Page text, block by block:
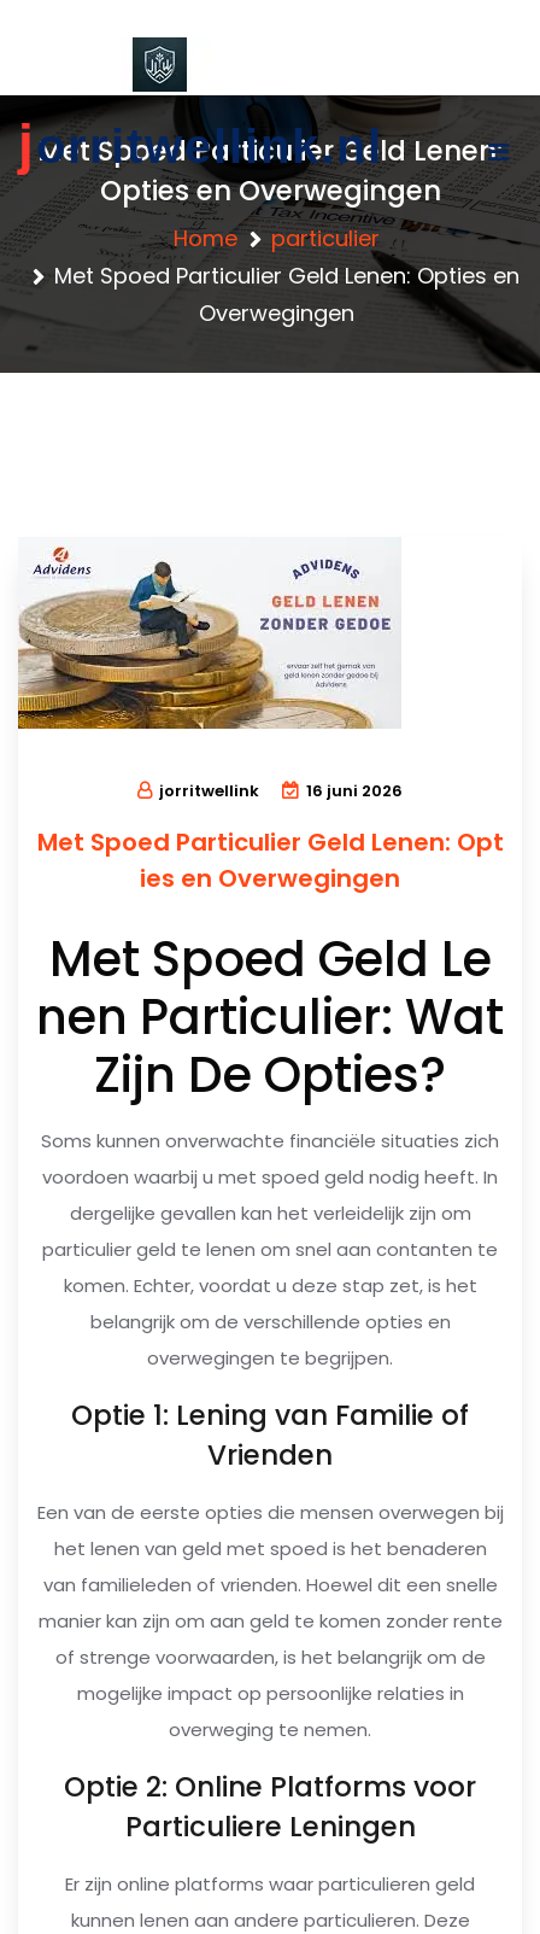
jorritwellink.nl
Met Spoed Particulier Geld Lenen:
Opties en Overwegingen
Home
particulier
Met Spoed Particulier Geld Lenen: Opties en
Overwegingen
jorritwellink 16 juni 2026
Met Spoed Particulier Geld Lenen: Opt
ies en Overwegingen
Met Spoed Geld Le
nen Particulier: Wat
Zijn De Opties?
Soms kunnen onverwachte financiële situaties zich
voordoen waarbij u met spoed geld nodig heeft. In
dergelijke gevallen kan het verleidelijk zijn om
particulier geld te lenen om snel aan contanten te
komen. Echter, voordat u deze stap zet, is het
belangrijk om de verschillende opties en
overwegingen te begrijpen.
Optie 1: Lening van Familie of
Vrienden
Een van de eerste opties die mensen overwegen bij
het lenen van geld met spoed is het benaderen
van familieleden of vrienden. Hoewel dit een snelle
manier kan zijn om aan geld te komen zonder rente
of strenge voorwaarden, is het belangrijk om de
mogelijke impact op persoonlijke relaties in
overweging te nemen.
Optie 2: Online Platforms voor
Particuliere Leningen
Er zijn online platforms waar particulieren geld
kunnen lenen aan andere particulieren. Deze